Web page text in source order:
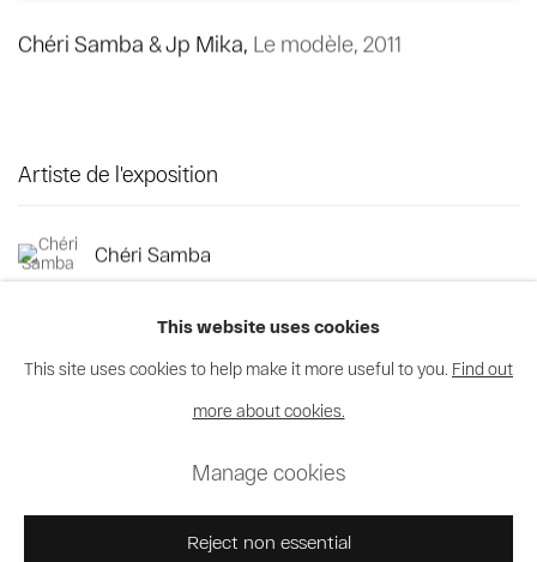
Chéri Samba & Jp Mika, Le modèle, 2011
Artiste de l'exposition
Chéri Samba
Site by Artlogic
This website uses cookies
This site uses cookies to help make it more useful to you. Find out
more about cookies.
Manage cookies
Reject non essential